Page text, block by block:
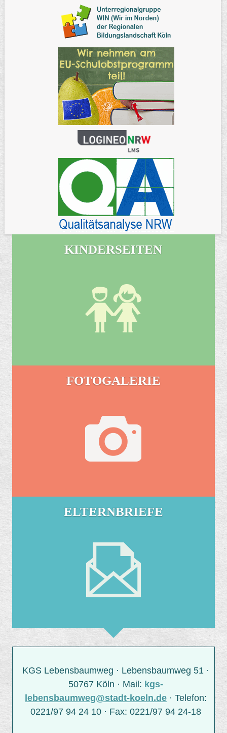
KINDERSEITEN
FOTOGALERIE
ELTERNBRIEFE
KGS Lebensbaumweg · Lebensbaumweg 51 ·
50767 Köln · Mail: kgs-
lebensbaumweg@stadt-koeln.de· Telefon:
0221/97 94 24 10 · Fax: 0221/97 94 24-18